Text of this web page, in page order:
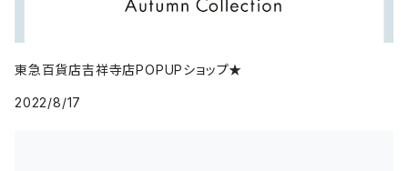
東急百貨店吉祥寺店POPUPショップ★
2022/8/17